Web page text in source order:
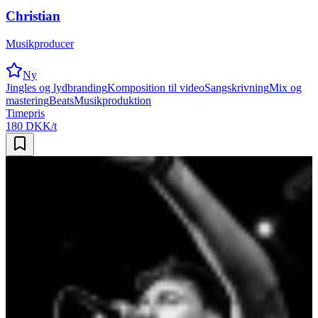
Christian
Musikproducer
Ny
Jingles og lydbrandingKomposition til videoSangskrivningMix og
masteringBeatsMusikproduktion
Timepris
180 DKK/t